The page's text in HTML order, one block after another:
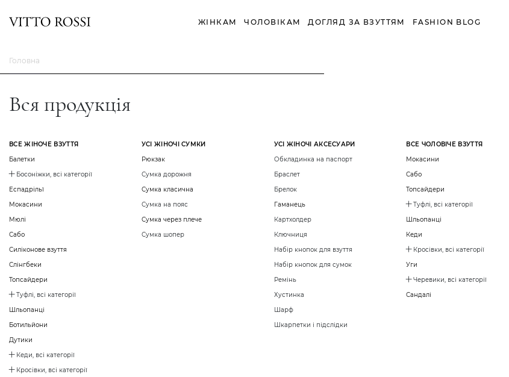
ЖІНКАМ ЧОЛОВІКАМ ДОГЛЯД ЗА ВЗУТТЯМ FASHION BLOG
Головна
Вся продукція
ВСЕ ЖІНОЧЕ ВЗУТТЯ
Балетки
Босоніжки, всі категорії
Еспадрільї
Мокасини
Мюлі
Сабо
Силіконове взуття
Слінгбеки
Топсайдери
Туфлі, всі категорії
Шльопанці
Ботильйони
Дутики
Кеди, всі категорії
Кросівки, всі категорії
УСІ ЖІНОЧІ СУМКИ
Рюкзак
Сумка дорожня
Сумка класична
Сумка на пояс
Сумка через плече
Сумка шопер
УСІ ЖІНОЧІ АКСЕСУАРИ
Обкладинка на паспорт
Браслет
Брелок
Гаманець
Картхолдер
Ключниця
Набір кнопок для взуття
Набір кнопок для сумок
Ремінь
Хустинка
Шарф
Шкарпетки і підслідки
ВСЕ ЧОЛОВІЧЕ ВЗУТТЯ
Мокасини
Сабо
Топсайдери
Туфлі, всі категорії
Шльопанці
Кеди
Кросівки, всі категорії
Уги
Черевики, всі категорії
Сандалі